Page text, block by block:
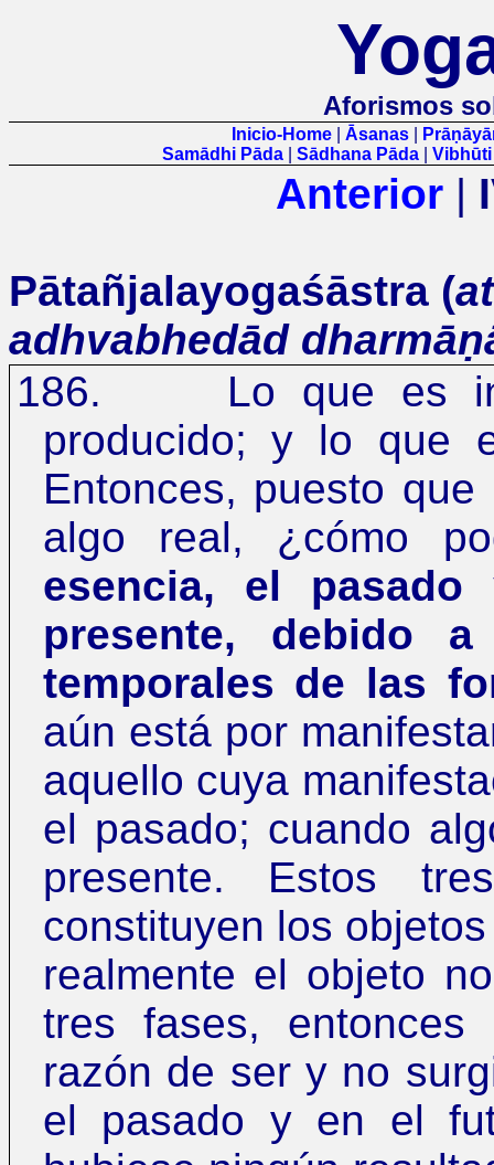
Aforismos
Inicio-Home Āsanas
Samādhi Pāda| Sādhana Pāda| Vibhūti
Anterior|
Pātañjalayogaśāstra (
adhvabhedād
186.
Lo que es
producido; y lo que
Entonces, puesto
algo real, ¿ cómo
esencia, el
presente, debido
temporales de las
aún está por
aquello cuya
el pasado; cuando
presente. Estos
constituyen los
realmente el objeto
tres fases, entonces
razón de ser y no
el pasado y en el